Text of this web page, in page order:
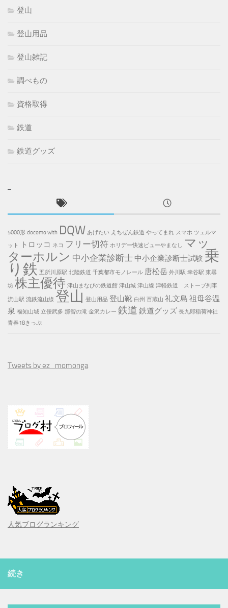
登山
登山用品
登山雑記
調べもの
資格取得
鉄道
鉄道グッズ
5000形 docomo with DQW あげたい えちぜん鉄道 やってまれ スマホ ツェルマ
ット
トロッコ ネコ フリー切符 ホリデー快速ビューやまなし マッ
ターホルン 中小企業診断士 中小企業診断士試験 乗
り鉄 五所川原駅 北陸鉄道 千葉都市モノレール 唐松岳 外川駅 幸谷駅 東尋
坊 株主優待 津山まなびの鉄道館 津山城 津山線 津軽鉄道 ストーブ列車
流山駅 流鉄流山線 登山 登山用品 登山靴 白州 百蔵山 礼文島 祖母谷温
泉 福知山城 立佞武多 那智の滝 金沢カレー 鉄道 鉄道グッズ 長九郎稲荷神社
青春18きっぷ
Tweets by ez_momonga
人気ブログランキング
続き